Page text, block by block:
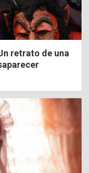
retrato de una